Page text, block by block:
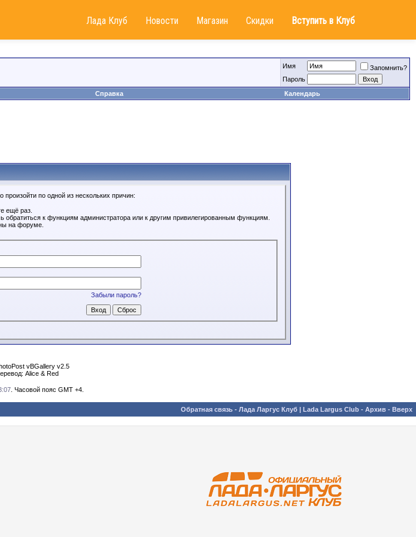
Лада Клуб Новости Магазин Скидки Вступить в Клуб
Имя
Запомнить?
Пароль
Справка Календарь
по одной из нескольких причин:
ещё раз.
к функциям администратора или к другим привилегированным функциям.
на форуме.
Забыли пароль?
vBGallery v2.5
Alice & Red
. Часовой пояс GMT +4.
Обратная связь - Лада Ларгус Клуб | Lada Largus Club - Архив - Вверх